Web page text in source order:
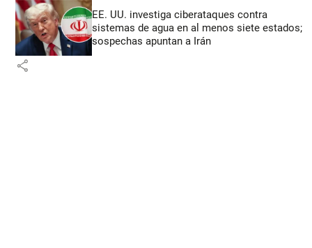
EE. UU. investiga ciberataques contra
sistemas de agua en al menos siete estados;
sospechas apuntan a Irán
share